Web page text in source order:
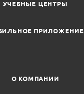
УЧЕБНЫЕ ЦЕНТРЫ
ПРИЛОЖЕНИЕ
О КОМПАНИИ